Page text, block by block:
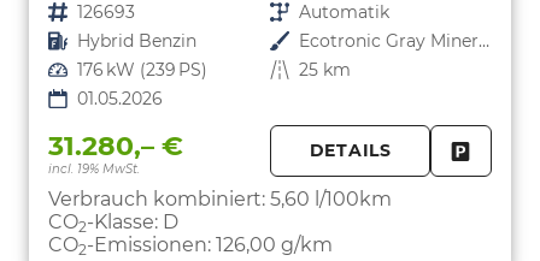
Fahrzeugnr. 126693 Getriebe Automatik
Kraftstoff Hybrid Benzin Außenfarbe
Ecotronic Gray Mineraleffekt
Leistung 176 kW (239 PS) Kilometerstand 25 km
01.05.2026
31.280,– €
incl. 19% MwSt.
DETAILS
Verbrauch kombiniert: 5,60 l/100km
CO2-Klasse: D
CO2-Emissionen: 126,00 g/km